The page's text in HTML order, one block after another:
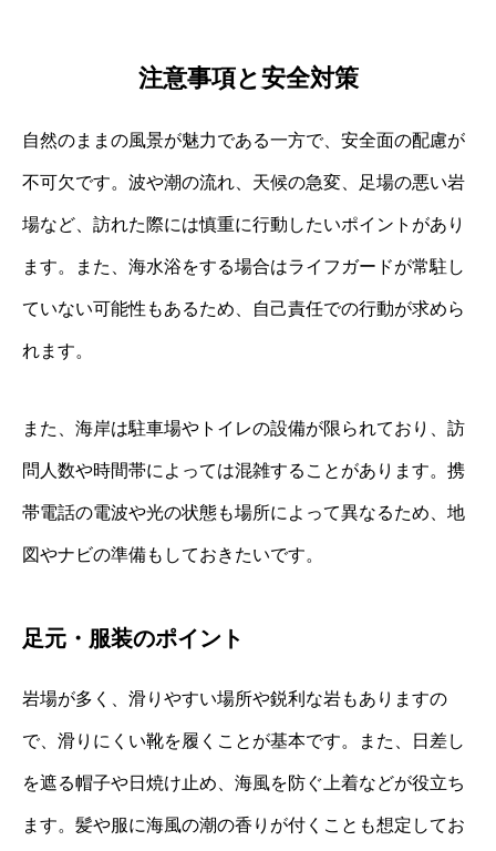
注意事項と安全対策
自然のままの風景が魅力である一方で、安全面の配慮が
不可欠です。波や潮の流れ、天候の急変、足場の悪い岩
場など、訪れた際には慎重に行動したいポイントがあり
ます。また、海水浴をする場合はライフガードが常駐し
ていない可能性もあるため、自己責任での行動が求めら
れます。
また、海岸は駐車場やトイレの設備が限られており、訪
問人数や時間帯によっては混雑することがあります。携
帯電話の電波や光の状態も場所によって異なるため、地
図やナビの準備もしておきたいです。
足元・服装のポイント
岩場が多く、滑りやすい場所や鋭利な岩もありますの
で、滑りにくい靴を履くことが基本です。また、日差し
を遮る帽子や日焼け止め、海風を防ぐ上着などが役立ち
ます。髪や服に海風の潮の香りが付くことも想定してお